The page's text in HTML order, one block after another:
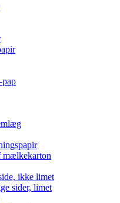
mælkekarton
ikke limet
sider, limet